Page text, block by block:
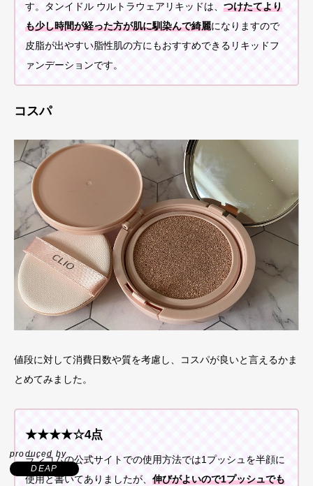
produced by
DEAP
す。タンイドル ウルトラウェアリキッドは、 つけたてより
も少し時間が経った方が肌に馴染んで綺麗になりますので
皮脂が出やすい脂性肌の方にもおすすめできるリキッドフ
ァンデーションです。
コスパ
値段に対して消費日数や質を考慮し、コスパが良いと言えるかま
とめてみました。
★★★★☆4点
ランコムの公式サイトでの使用方法では1プッシュを半顔に
使用と書いてありましたが、 伸びがよいので1プッシュでも